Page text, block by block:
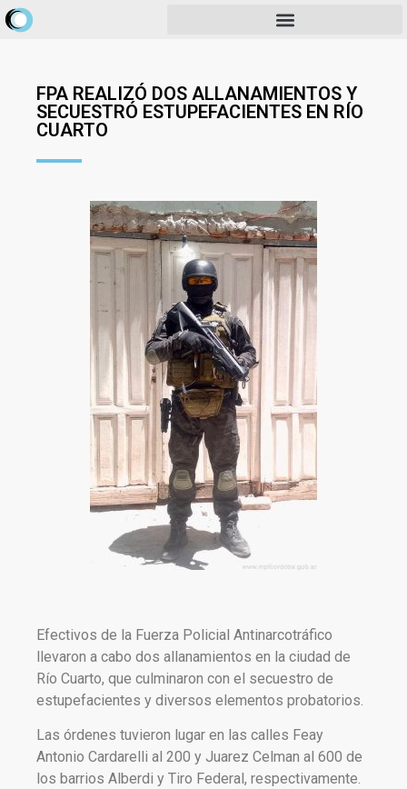
FPA REALIZÓ DOS ALLANAMIENTOS Y
SECUESTRÓ ESTUPEFACIENTES EN RÍO
CUARTO
Efectivos de la Fuerza Policial Antinarcotráfico
llevaron a cabo dos allanamientos en la ciudad de
Río Cuarto, que culminaron con el secuestro de
estupefacientes y diversos elementos probatorios.
Las órdenes tuvieron lugar en las calles Feay
Antonio Cardarelli al 200 y Juarez Celman al 600 de
los barrios Alberdi y Tiro Federal, respectivamente.